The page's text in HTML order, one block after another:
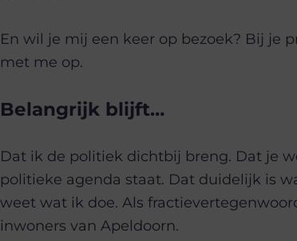
En wil je mij een keer op bezoek? Bij je
met me op.
Belangrijk blijft…
Dat ik de politiek dichtbij breng. Dat je
politieke agenda staat. Dat duidelijk is
weet wat ik doe. Als
inwoners van Apeldoorn.